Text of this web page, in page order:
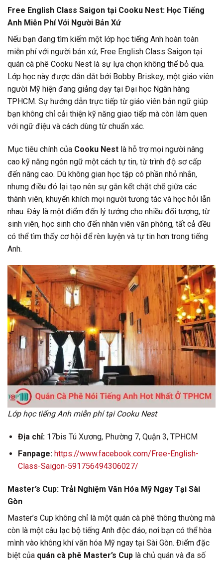
Free English Class Saigon tại Cooku Nest: Học Tiếng
Anh Miễn Phí Với Người Bản Xứ
Nếu bạn đang tìm kiếm một lớp học tiếng Anh hoàn toàn
miễn phí với người bản xứ, Free English Class Saigon tại
quán cà phê Cooku Nest là sự lựa chọn không thể bỏ qua.
Lớp học này được dẫn dắt bởi Bobby Briskey, một giáo viên
người Mỹ hiện đang giảng dạy tại Đại học Ngân hàng
TPHCM. Sự hướng dẫn trực tiếp từ giáo viên bản ngữ giúp
bạn không chỉ cải thiện kỹ năng giao tiếp mà còn làm quen
với ngữ điệu và cách dùng từ chuẩn xác.
Mục tiêu chính của Cooku Nest là hỗ trợ mọi người nâng
cao kỹ năng ngôn ngữ một cách tự tin, từ trình độ sơ cấp
đến nâng cao. Dù không gian học tập có phần nhỏ nhắn,
nhưng điều đó lại tạo nên sự gắn kết chặt chẽ giữa các
thành viên, khuyến khích mọi người tương tác và học hỏi lẫn
nhau. Đây là một điểm đến lý tưởng cho nhiều đối tượng, từ
sinh viên, học sinh cho đến nhân viên văn phòng, tất cả đều
có thể tìm thấy cơ hội để rèn luyện và tự tin hơn trong tiếng
Anh.
Lớp học tiếng Anh miễn phí tại Cooku Nest
Địa chỉ:17bis Tú Xương, Phường 7, Quận 3, TPHCM
Fanpage: https://www.facebook.com/Free-English-
Class-Saigon-591756494306027/
Master’s Cup: Trải Nghiệm Văn Hóa Mỹ Ngay Tại Sài
Gòn
Master’s Cup không chỉ là một quán cà phê thông thường mà
còn là một câu lạc bộ tiếng Anh độc đáo, nơi bạn có thể hòa
mình vào không khí văn hóa Mỹ ngay tại Sài Gòn. Điểm đặc
biệt của quán cà phê Master’s Cup là chủ quán và đa số